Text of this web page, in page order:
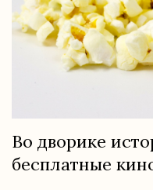
Во дворике
бесплатные